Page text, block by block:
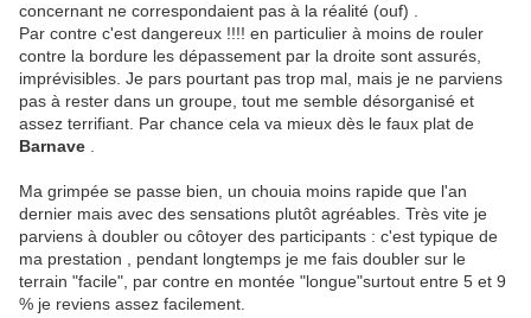
concernant ne correspondaient pas à la réalité (ouf) .
Par contre c'est dangereux !!!! en particulier à moins de rouler
contre la bordure les dépassement par la droite sont assurés,
imprévisibles. Je pars pourtant pas trop mal, mais je ne parviens
pas à rester dans un groupe, tout me semble désorganisé et
assez terrifiant. Par chance cela va mieux dès le faux plat de
Barnave
Ma grimpée se passe bien, un chouia moins rapide que l'an
dernier mais avec des sensations plutôt agréables. Très vite je
parviens à doubler ou côtoyer des participants : c'est typique de
ma prestation , pendant longtemps je me fais doubler sur le
terrain "facile", par contre en montée "longue"surtout entre 5 et 9
% je reviens assez facilement.